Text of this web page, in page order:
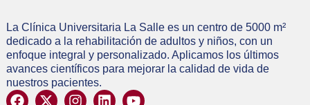
La Clínica Universitaria La Salle es un centro de 5000 m²
dedicado a la rehabilitación de adultos y niños, con un
enfoque integral y personalizado. Aplicamos los últimos
avances científicos para mejorar la calidad de vida de
nuestros pacientes.